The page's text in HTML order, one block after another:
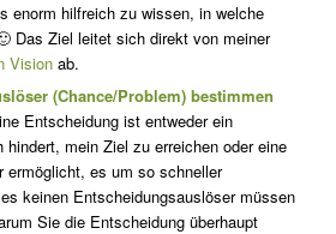
enorm hilfreich zu wissen, in welche
Das Ziel leitet sich direkt von meiner
Visionab.
(Chance/Problem) bestimmen
Entscheidung ist entweder ein
hindert, mein Ziel zu erreichen oder eine
ermöglicht, es um so schneller
keinen Entscheidungsauslöser müssen
Sie die Entscheidung überhaupt